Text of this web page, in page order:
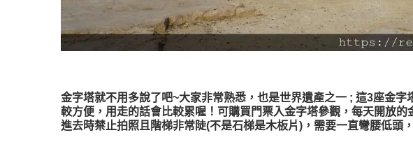
金字塔就不用多說了吧~大家非常熟悉，也是世界遺產之一 ; 這3座金
較方便，用走的話會比較累喔！可購買門票入金字塔參觀，每天開放的
進去時禁止拍照且階梯非常陡(不是石梯是木板片)，需要一直彎腰低頭